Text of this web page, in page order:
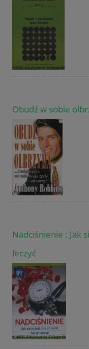
Obudź w sobie
Nadciśnienie : Jak
leczyć